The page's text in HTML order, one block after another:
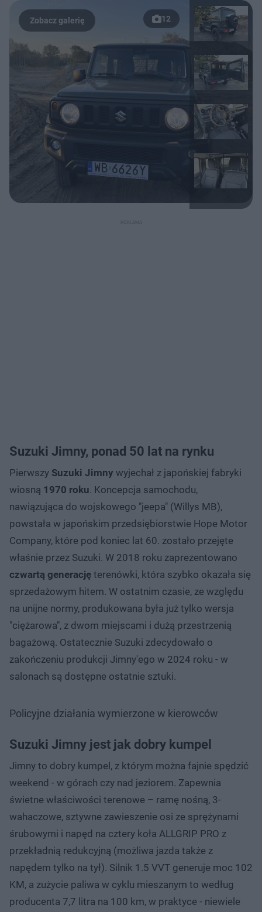
12
Suzuki Jimny, ponad 50 lat na rynku
Pierwszy Suzuki Jimny wyjechał z japońskiej fabryki
wiosną 1970 roku. Koncepcja samochodu,
nawiązująca do wojskowego "jeepa" (Willys MB),
powstała w japońskim przedsiębiorstwie Hope Motor
Company, które pod koniec lat 60. zostało przejęte
właśnie przez Suzuki. W 2018 roku zaprezentowano
czwartą generację terenówki, która szybko okazała się
sprzedażowym hitem. W ostatnim czasie, ze względu
na unijne normy, produkowana była już tylko wersja
"ciężarowa", z dwom miejscami i dużą przestrzenią
bagażową. Ostatecznie Suzuki zdecydowało o
zakończeniu produkcji Jimny'ego w 2024 roku - w
salonach są dostępne ostatnie sztuki.
Policyjne działania wymierzone w kierowców
Suzuki Jimny jest jak dobry kumpel
Jimny to dobry kumpel, z którym można fajnie spędzić
weekend - w górach czy nad jeziorem. Zapewnia
świetne właściwości terenowe – ramę nośną, 3-
wahaczowe, sztywne zawieszenie osi ze sprężynami
śrubowymi i napęd na cztery koła ALLGRIP PRO z
przekładnią redukcyjną (możliwa jazda także z
napędem tylko na tył). Silnik 1.5 VVT generuje moc 102
KM, a zużycie paliwa w cyklu mieszanym to według
producenta 7,7 litra na 100 km, w praktyce - niewiele